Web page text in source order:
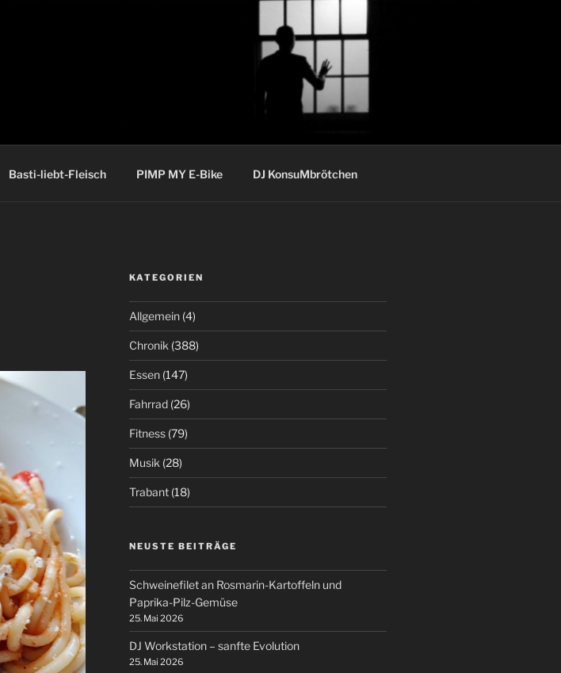
Basti-liebt-Fleisch PIMP MY E-Bike DJ KonsuMbrötchen
KATEGORIEN
Allgemein(4)
Chronik (388)
Essen(147)
Fahrrad(26)
Fitness(79)
Musik (28)
Trabant(18)
NEUSTE BEITRÄGE
Schweinefilet an Rosmarin-Kartoffeln und
Paprika-Pilz-Gemüse
25. Mai 2026
DJ Workstation – sanfte Evolution
25. Mai 2026